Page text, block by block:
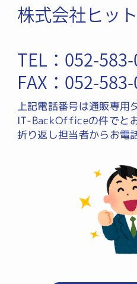
株式会社ヒッ
TEL：052-
FAX：052-
上記電話番号は通販専用
IT-BackOfficeの件でと
折り返し担当者からお電